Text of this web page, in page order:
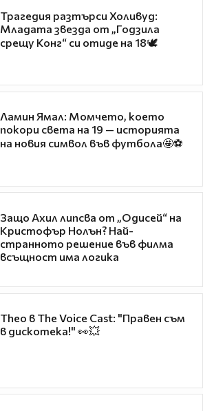
Трагедия разтърси Холивуд:
Младата звезда от „Годзила
срещу Конг“ си отиде на 18🕊️
Ламин Ямал: Момчето, което
покори света на 19 — историята
на новия символ във футбола🤩⚽
Защо Ахил липсва от „Одисей“ на
Кристофър Нолън? Най-
странното решение във филма
всъщност има логика
Theo в The Voice Cast: "Правен съм
в дискотека!" 👀💥